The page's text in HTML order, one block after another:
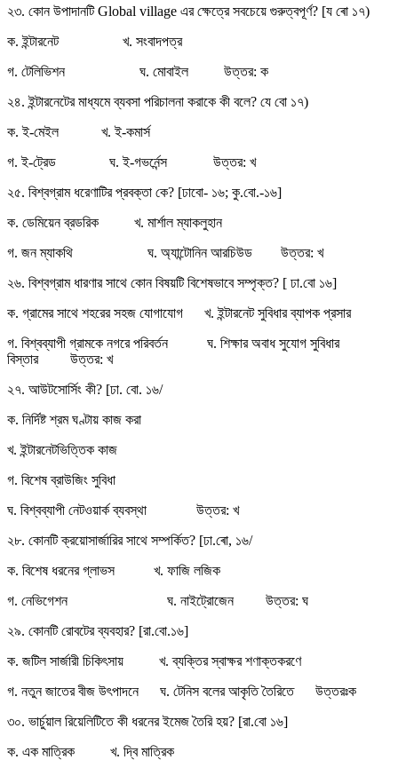
২৩. কোন উপাদানটি Global village এর ক্ষেত্রে সবচেয়ে গুরুত্বপূর্ণ? [য ৰো ১৭)
ক. ইন্টারনেট খ. সংবাদপত্র
গ. টেলিভিশন ঘ. মোবাইল উত্তর: ক
২৪. ইন্টারনেটের মাধ্যমে ব্যবসা পরিচালনা করাকে কী বলে? যে বো ১৭)
ক. ই-মেইল খ. ই-কমার্স
গ. ই-ট্রেড ঘ. ই-গভর্নেন্স উত্তর: খ
২৫. বিশ্বগ্রাম ধরেণাটির প্রবক্তা কে? [ঢাবো- ১৬; কু.বো.-১৬]
ক. ডেমিয়েন ব্রডরিক খ. মার্শাল ম্যাকলুহান
গ. জন ম্যাকথি ঘ. অ্যান্টোনিন আরচিউড উত্তর: খ
২৬. বিশ্বগ্রাম ধারণার সাথে কোন বিষয়টি বিশেষভাবে সম্পৃক্ত? [ ঢা.বো ১৬]
ক. গ্রামের সাথে শহরের সহজ যোগাযোগ খ. ইন্টারনেট সুবিধার ব্যাপক প্রসার
গ. বিশ্বব্যাপী গ্রামকে নগরে পরিবর্তন ঘ. শিক্ষার অবাধ সুযোগ সুবিধার
বিস্তার উত্তর: খ
২৭. আউটসোর্সিং কী? [ঢা. বো. ১৬/
ক. নির্দিষ্ট শ্রম ঘণ্টায় কাজ করা
খ. ইন্টারনেটভিত্তিক কাজ
গ. বিশেষ ব্রাউজিং সুবিধা
ঘ. বিশ্বব্যাপী নেটওয়ার্ক ব্যবস্থা উত্তর: খ
২৮. কোনটি ক্রয়োসার্জারির সাথে সম্পর্কিত? [ঢা.ৰো, ১৬/
ক. বিশেষ ধরনের গ্লাভস খ. ফাজি লজিক
গ. নেভিগেশন ঘ. নাইট্রোজেন উত্তর: ঘ
২৯. কোনটি রোবটের ব্যবহার? [রা.বো.১৬]
ক. জটিল সার্জারী চিকিৎসায় খ. ব্যক্তির স্বাক্ষর শণাক্তকরণে
গ. নতুন জাতের বীজ উৎপাদনে ঘ. টেনিস বলের আকৃতি তৈরিতে উত্তরঃক
৩০. ভার্চুয়াল রিয়েলিটিতে কী ধরনের ইমেজ তৈরি হয়? [রা.বো ১৬]
ক. এক মাত্রিক খ. দ্বি মাত্রিক